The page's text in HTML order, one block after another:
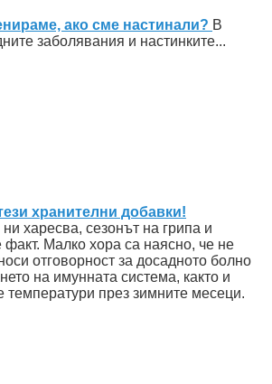
ако сме настинали? В
заболявания и настинките...
хранителни добавки!
харесва, сезонът на грипа и
факт. Малко хора са наясно, че не
отговорност за досадното болно
на имунната система, както и
температури през зимните месеци.